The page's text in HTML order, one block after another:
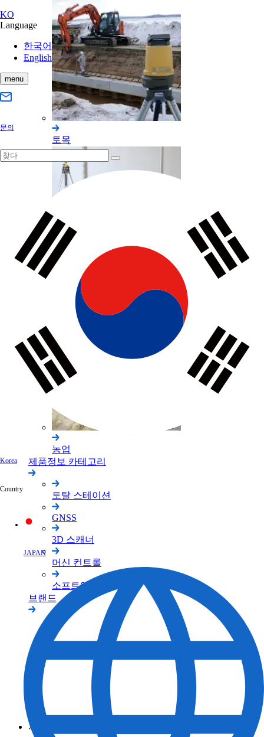
토목
농업
제품정보 카테고리
토탈 스테이션
GNSS
3D 스캐너
머신 컨트롤
소프트웨어
브랜드
TOPCON 브랜드
SOKKIA 브랜드
ClearEdge3D 브랜드
서포트
KO
Language
한국어
English
menu
문의
Korea
Country
JAPAN